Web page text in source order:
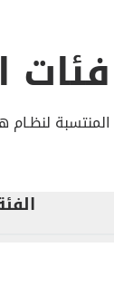
فئات
همة على